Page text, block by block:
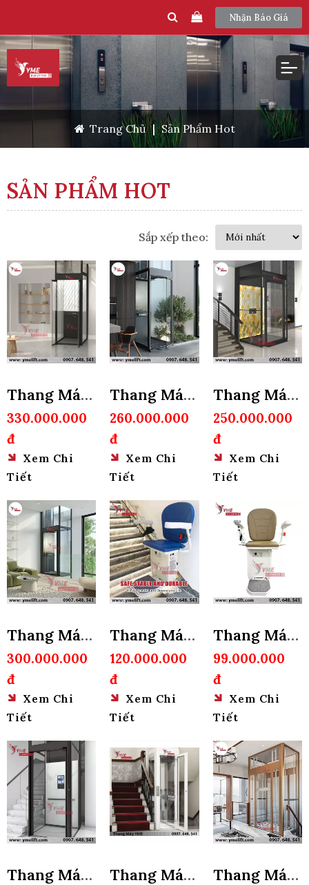
Nhận Báo Giá
Trang Chủ | Sản Phẩm Hot
SẢN PHẨM HOT
Sắp xếp theo:
Thang Máy
Nhà 3 Tầng
330.000.000
đ
Xem Chi
Tiết
Thang Máy
Gia Đình
Không Hố
Pit
260.000.000
đ
Xem Chi
Tiết
Thang Máy
Gia Đình
200Kg
250.000.000
đ
Xem Chi
Tiết
Thang Máy
Mini Gia
Đình
300.000.000
đ
Xem Chi
Tiết
Thang Máy
Ghế Điện
Cho Người
Già 160Kg
120.000.000
đ
Xem Chi
Tiết
Thang Máy
Ghế Điện
Cho Người
Già 120Kg
99.000.000
đ
Xem Chi
Tiết
Thang Máy
Thang Máy
Thang Máy